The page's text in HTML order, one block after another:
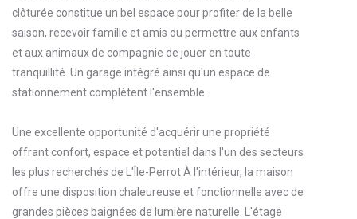
clôturée constitue un bel espace pour profiter de la belle
saison, recevoir famille et amis ou permettre aux enfants
et aux animaux de compagnie de jouer en toute
tranquillité. Un garage intégré ainsi qu'un espace de
stationnement complètent l'ensemble.
Une excellente opportunité d'acquérir une propriété
offrant confort, espace et potentiel dans l'un des secteurs
les plus recherchés de L'Île-Perrot.À l'intérieur, la maison
offre une disposition chaleureuse et fonctionnelle avec de
grandes pièces baignées de lumière naturelle. L'étage